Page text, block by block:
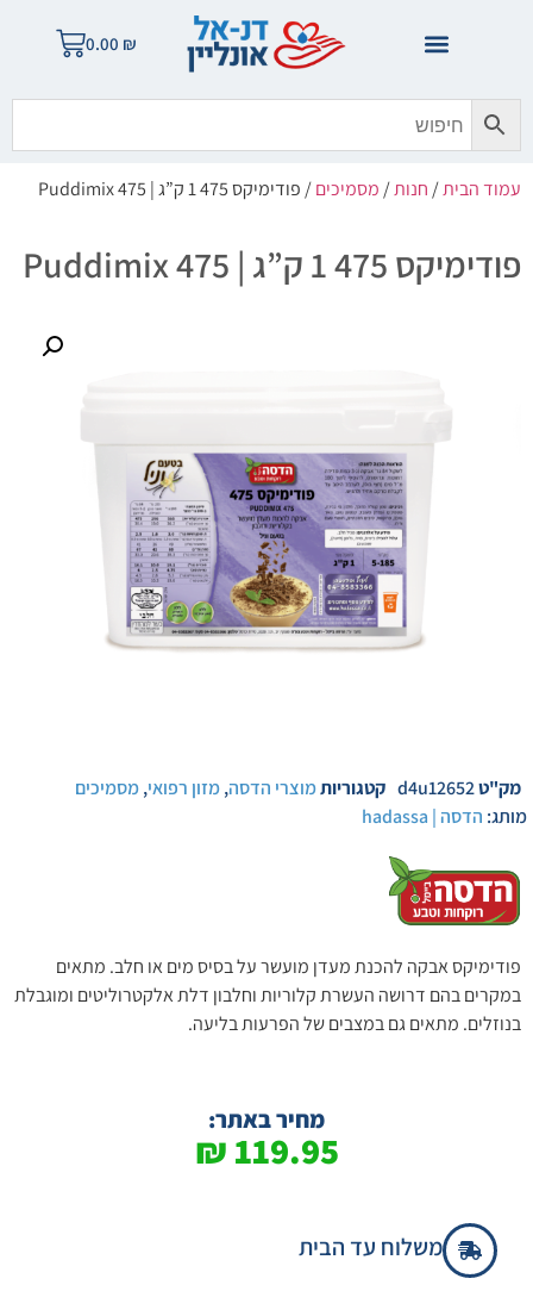
0.00 ₪
עמוד הבית/חנות/מסמיכים/ פודימיקס 475 1 ק”ג | Puddimix 475
פודימיקס 475 1 ק”ג | Puddimix 475
מק"טd4u12652 קטגוריותמוצרי הדסה,מזון רפואי,מסמיכים
מותג: הדסה | hadassa
פודימיקס אבקה להכנת מעדן מועשר על בסיס מים או חלב. מתאים
במקרים בהם דרושה העשרת קלוריות וחלבון דלת אלקטרוליטים ומוגבלת
בנוזלים. מתאים גם במצבים של הפרעות בליעה.
מחיר באתר:
119.95
₪
משלוח עד הבית